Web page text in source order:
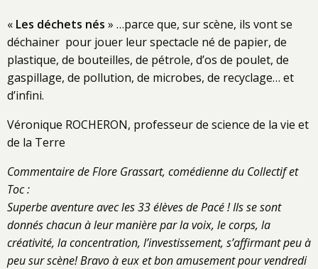
« Les déchets nés » …parce que, sur scène, ils vont se
déchainer pour jouer leur spectacle né de papier, de
plastique, de bouteilles, de pétrole, d’os de poulet, de
gaspillage, de pollution, de microbes, de recyclage… et
d’infini.
Véronique ROCHERON, professeur de science de la vie et
de la Terre
Commentaire de Flore Grassart, comédienne du Collectif et
Toc :
Superbe aventure avec les 33 élèves de Pacé ! Ils se sont
donnés chacun à leur manière par la voix, le corps, la
créativité, la concentration, l’investissement, s’affirmant peu à
peu sur scène! Bravo à eux et bon amusement pour vendredi